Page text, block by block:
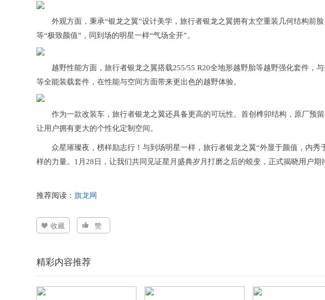
外观方面，秉承“银龙之翼”设计美学，旅行者银龙之翼拥有太空重装几何结构前
等“极致颜值”，同到场的明星一样“气场全开”。
越野性能方面，旅行者银龙之翼搭载255/55 R20全地形越野胎等越野强化套件，
等全能装载套件，在性能与空间方面带来更出色的越野体验。
作为一款改装车，旅行者银龙之翼还具备更高的可玩性。首创榫卯结构，原厂预
让用户拥有更大的个性化定制空间。
众星璀璨夜，榜样励志行！与到场明星一样，旅行者银龙之翼“外显于颜值，内秀
样的力量。1月28日，让我们共同见证星月盛典岁月打磨之后的蜕变，正式揭晓用户期
推荐阅读： 旗龙网
收藏 赞
精彩内容推荐